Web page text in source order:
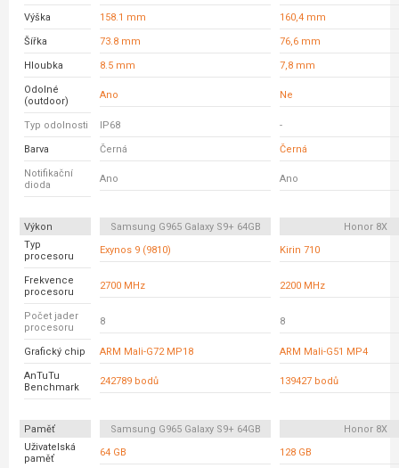
Výška 158.1 mm 160,4 mm
Šířka 73.8 mm 76,6 mm
Hloubka 8.5 mm 7,8 mm
Odolné
(outdoor)
Ano Ne
Typ odolnosti IP68 -
Barva Černá Černá
Notifikační
dioda
Ano Ano
Výkon Samsung G965 Galaxy S9+ 64GB
Honor 8X
Typ
procesoru
Exynos 9 (9810) Kirin 710
Frekvence
procesoru
2700 MHz 2200 MHz
Počet jader
procesoru
8 8
Grafický chip ARM Mali-G72 MP18 ARM Mali-G51 MP4
AnTuTu
Benchmark
242789 bodů 139427 bodů
Paměť Samsung G965 Galaxy S9+ 64GB
Honor 8X
Uživatelská
paměť
64 GB 128 GB